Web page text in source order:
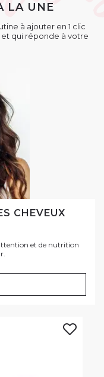
LA UNE
à ajouter en 1 clic
qui réponde à votre
CHEVEUX
et de nutrition